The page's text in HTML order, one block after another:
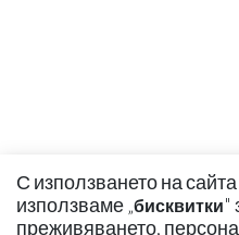
С използването на
използваме „бисквитки"
преживяването,